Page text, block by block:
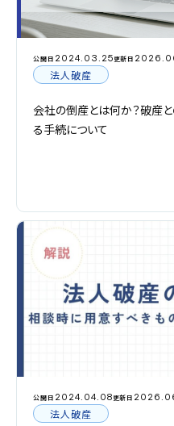
公開日 2024.03.25更新日
法人破産
会社の倒産とは何か？破産
る手続について
公開日 2024.04.08更新日
法人破産